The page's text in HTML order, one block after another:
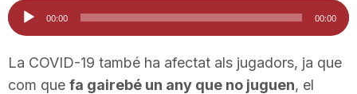
Reproductor
d'àudio
00:00 00:00
La COVID-19 també ha afectat als jugadors, ja que
com que fa gairebé un any que no juguen, el